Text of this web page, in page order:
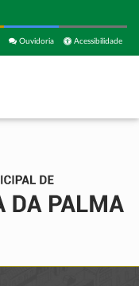
Acessibilidade
Ouvidoria